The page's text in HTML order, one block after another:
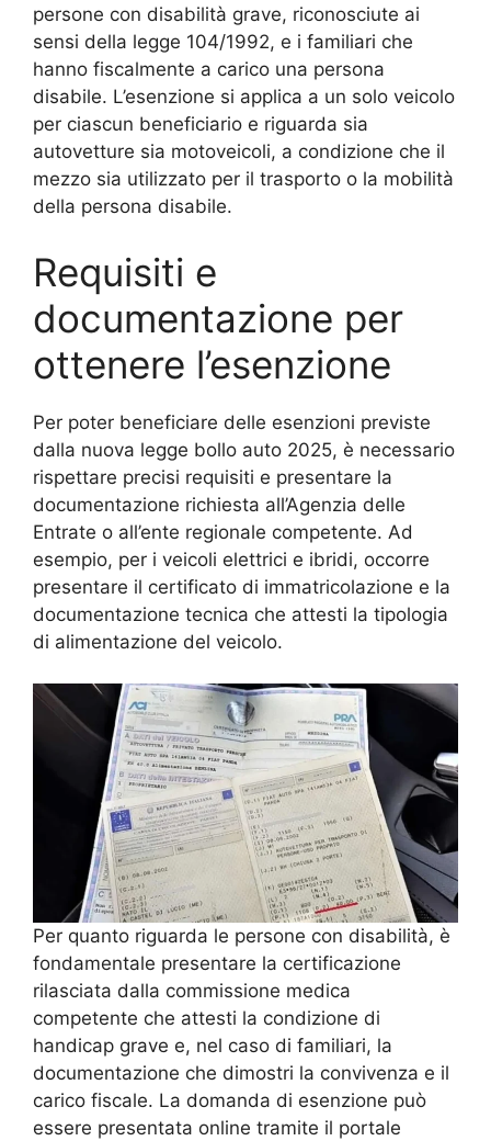
persone con disabilità grave, riconosciute ai
sensi della legge 104/1992, e i familiari che
hanno fiscalmente a carico una persona
disabile. L’esenzione si applica a un solo veicolo
per ciascun beneficiario e riguarda sia
autovetture sia motoveicoli, a condizione che il
mezzo sia utilizzato per il trasporto o la mobilità
della persona disabile.
Requisiti e
documentazione per
ottenere l’esenzione
Per poter beneficiare delle esenzioni previste
dalla nuova legge bollo auto 2025, è necessario
rispettare precisi requisiti e presentare la
documentazione richiesta all’Agenzia delle
Entrate o all’ente regionale competente. Ad
esempio, per i veicoli elettrici e ibridi, occorre
presentare il certificato di immatricolazione e la
documentazione tecnica che attesti la tipologia
di alimentazione del veicolo.
Per quanto riguarda le persone con disabilità, è
fondamentale presentare la certificazione
rilasciata dalla commissione medica
competente che attesti la condizione di
handicap grave e, nel caso di familiari, la
documentazione che dimostri la convivenza e il
carico fiscale. La domanda di esenzione può
essere presentata online tramite il portale